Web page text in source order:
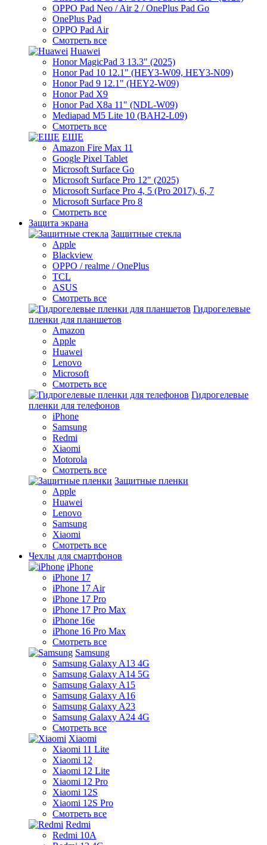
OPPO Pad Neo / Air 2 / OnePlus Pad Go
OnePlus Pad
OPPO Pad Air
Смотреть все
Huawei
Honor MagicPad 3 13.3" (2025)
Honor Pad 10 12.1" (HEY3-W09, HEY3-N09)
Honor Pad 9 12.1" (HEY2-W09)
Honor Pad X9
Honor Pad X8a 11" (NDL-W09)
Mediapad M5 Lite 10 (BAH2-L09)
Смотреть все
ЕЩЕ
Amazon Fire Max 11
Google Pixel Tablet
Microsoft Surface Go
Microsoft Surface Pro 12" (2025)
Microsoft Surface Pro 4, 5 (Pro 2017), 6, 7
Microsoft Surface Pro 8
Смотреть все
Защита экрана
Защитные стекла
Apple
Blackview
OPPO / realme / OnePlus
TCL
ASUS
Смотреть все
Гидрогелевые
пленки для планшетов
Amazon
Apple
Huawei
Lenovo
Microsoft
Смотреть все
Гидрогелевые
пленки для телефонов
iPhone
Samsung
Redmi
Xiaomi
Motorola
Смотреть все
Защитные пленки
Apple
Huawei
Lenovo
Samsung
Xiaomi
Смотреть все
Чехлы для смартфонов
iPhone
iPhone 17
iPhone 17 Air
iPhone 17 Pro
iPhone 17 Pro Max
iPhone 16e
iPhone 16 Pro Max
Смотреть все
Samsung
Samsung Galaxy A13 4G
Samsung Galaxy A14 5G
Samsung Galaxy A15
Samsung Galaxy A16
Samsung Galaxy A23
Samsung Galaxy A24 4G
Смотреть все
Xiaomi
Xiaomi 11 Lite
Xiaomi 12
Xiaomi 12 Lite
Xiaomi 12 Pro
Xiaomi 12S
Xiaomi 12S Pro
Смотреть все
Redmi
Redmi 10A